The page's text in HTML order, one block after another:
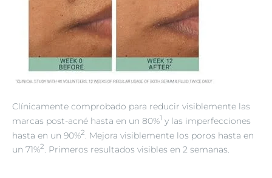
Clínicamente comprobado para reducir visiblemente las
marcas post-acné hasta en un 80%1 y las imperfecciones
hasta en un 90%2
. Mejora visiblemente los poros hasta en
un 71%2. Primeros resultados visibles en 2 semanas.